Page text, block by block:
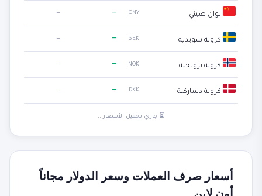
يوان صيني CNY
—
—
كرونة سويدية SEK
—
—
كرونة نرويجية NOK
—
—
كرونة دنماركية DKK
—
—
⏳ جاري تحميل الأسعار...
أسعار صرف العملات وسعر الدولار مجاناً